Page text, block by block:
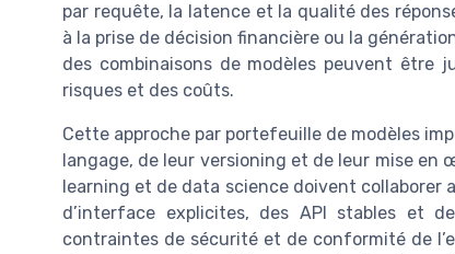
par requête, la latence et la qualité des
à la prise de décision financière ou la
des combinaisons de modèles peuvent être
risques et des coûts.
Cette approche par portefeuille de modèles
langage, de leur versioning et de leur mise
learning et de data science doivent collaborer
d’interface explicites, des API stables et
contraintes de sécurité et de conformité de